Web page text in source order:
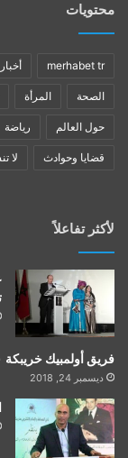
محتويات
merhabet tr
الصحة المرأة
حول العالم رياضة
قضايا وحوادث لا
لأكثر تفاعلاً
فريق أولمبيك خريبكة ٠٠٠الإدمان على الهزيمة
ديسمبر 24, 2018